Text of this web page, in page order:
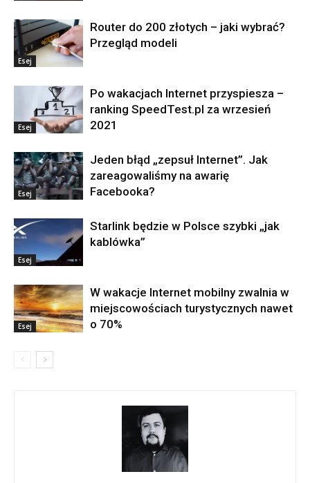
Esej
Router do 200 złotych – jaki wybrać?
Przegląd modeli
Esej
Po wakacjach Internet przyspiesza –
ranking SpeedTest.pl za wrzesień
2021
Esej
Jeden błąd „zepsuł Internet”. Jak
zareagowaliśmy na awarię
Facebooka?
Esej
Starlink będzie w Polsce szybki „jak
kablówka”
Esej
W wakacje Internet mobilny zwalnia w
miejscowościach turystycznych nawet
o 70%